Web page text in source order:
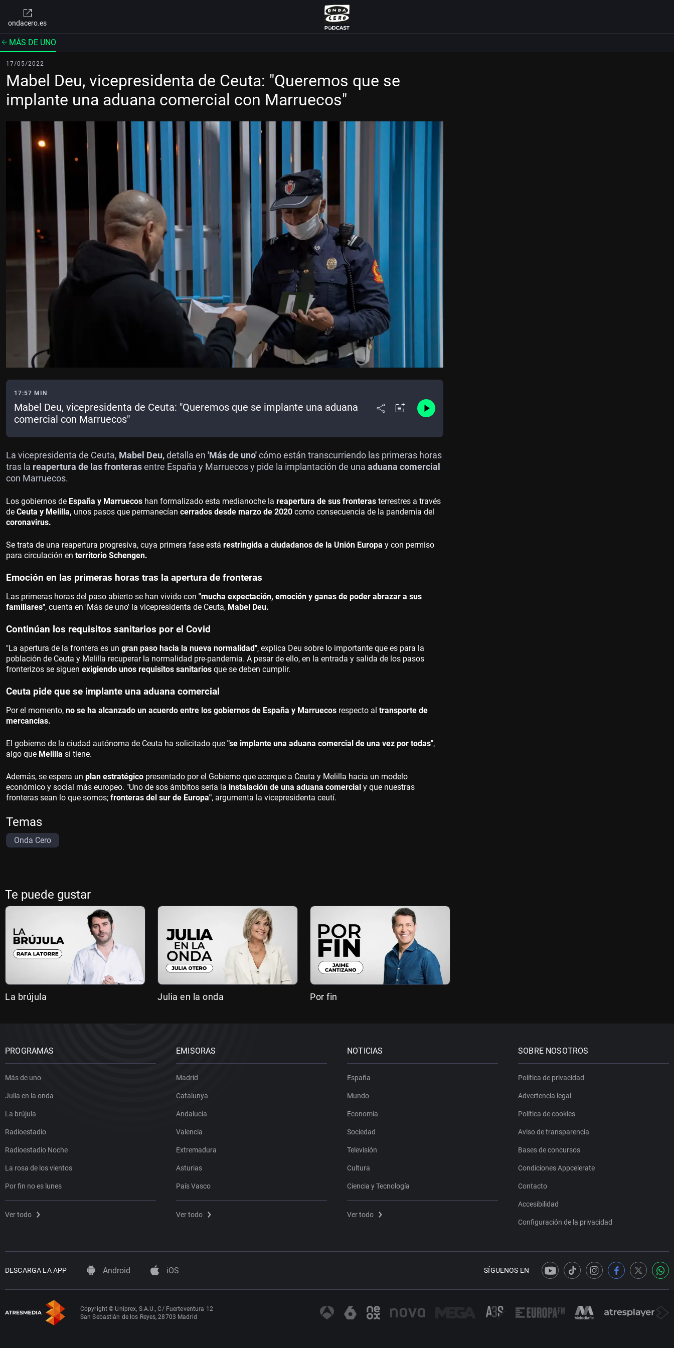
ondacero.es
MÁS DE UNO
17/05/2022
Mabel Deu, vicepresidenta de Ceuta: "Queremos que se
implante una aduana comercial con Marruecos"
17:57 MIN
Mabel Deu, vicepresidenta de Ceuta: "Queremos que se implante una aduana
comercial con Marruecos"
La vicepresidenta de Ceuta, Mabel Deu,detalla en 'Más de uno'cómo están transcurriendo las primeras horas
tras la reapertura de las fronterasentre España y Marruecos y pide la implantación de una aduana comercial
con Marruecos.
Los gobiernos de España y Marruecos han formalizado esta medianoche la reapertura de sus fronteras terrestres a través
de Ceuta y Melilla, unos pasos que permanecían cerrados desde marzo de 2020 como consecuencia de la pandemia del
coronavirus.
Se trata de una reapertura progresiva, cuya primera fase está restringida a ciudadanos de la Unión Europa y con permiso
para circulación en territorio Schengen.
Emoción en las primeras horas tras la apertura de fronteras
Las primeras horas del paso abierto se han vivido con "mucha expectación, emoción y ganas de poder abrazar a sus
familiares", cuenta en 'Más de uno' la vicepresidenta de Ceuta, Mabel Deu.
Continúan los requisitos sanitarios por el Covid
"La apertura de la frontera es un gran paso hacia la nueva normalidad", explica Deu sobre lo importante que es para la
población de Ceuta y Melilla recuperar la normalidad pre-pandemia. A pesar de ello, en la entrada y salida de los pasos
fronterizos se siguen exigiendo unos requisitos sanitarios que se deben cumplir.
Ceuta pide que se implante una aduana comercial
Por el momento, no se ha alcanzado un acuerdo entre los gobiernos de España y Marruecos respecto al transporte de
mercancías.
El gobierno de la ciudad autónoma de Ceuta ha solicitado que "se implante una aduana comercial de una vez por todas",
algo que Melilla sí tiene.
Además, se espera un plan estratégico presentado por el Gobierno que acerque a Ceuta y Melilla hacia un modelo
económico y social más europeo. "Uno de sos ámbitos sería la instalación de una aduana comercial y que nuestras
fronteras sean lo que somos; fronteras del sur de Europa", argumenta la vicepresidenta ceutí.
Temas
Onda Cero
Te puede gustar
La brújula Julia en la onda Por fin
PROGRAMAS
Más de uno
Julia en la onda
La brújula
Radioestadio
Radioestadio Noche
La rosa de los vientos
Por fin no es lunes
Ver todo
EMISORAS
Madrid
Catalunya
Andalucía
Valencia
Extremadura
Asturias
País Vasco
Ver todo
NOTICIAS
España
Mundo
Economía
Sociedad
Televisión
Cultura
Ciencia y Tecnología
Ver todo
SOBRE NOSOTROS
Política de privacidad
Advertencia legal
Política de cookies
Aviso de transparencia
Bases de concursos
Condiciones Appcelerate
Contacto
Accesibilidad
Configuración de la privacidad
DESCARGA LA APP Android iOS SÍGUENOS EN
Copyright © Uniprex, S.A.U., C/ Fuerteventura 12
San Sebastián de los Reyes, 28703 Madrid